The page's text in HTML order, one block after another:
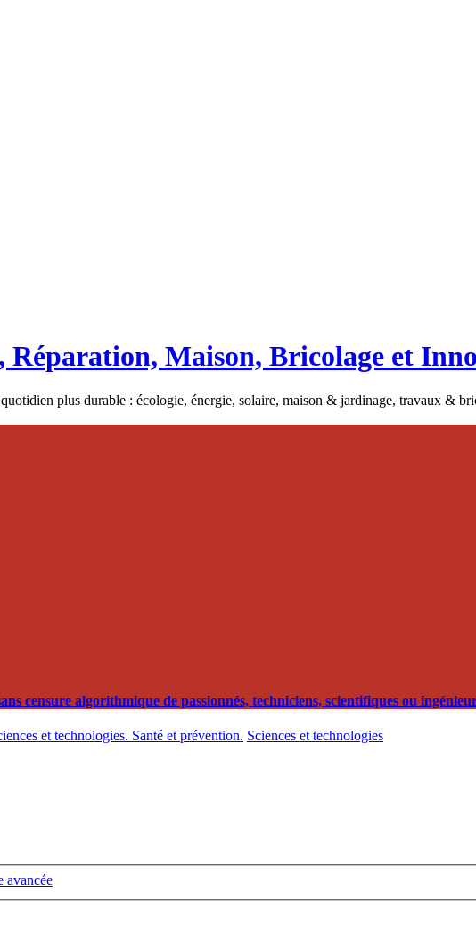
Réparation, Maison, Bricolage et
plus durable : écologie, énergie, solaire, maison & jardinage, travaux &
censure algorithmique de passionnés, techniciens, scientifiques ou
et technologies. Santé et prévention. Sciences et technologies
avancée